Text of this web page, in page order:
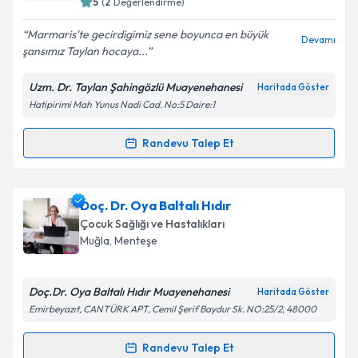
Marmaris'te gecirdigimiz sene boyunca en büyük
şansımız Taylan hocaya...
Devamı
Uzm. Dr. Taylan Şahingözlü Muayenehanesi Haritada Göster
Hatipirimi Mah Yunus Nadi Cad. No:5 Daire:1
Randevu Talep Et
Randevu Takvimi Talebi
Uzm. Dr. Taylan Şahingözlüiçin randevu takvimi
talebi oluşturun. Size bu uzmandan randevu almanız
için bir takvim hazırlandığında e-posta ile
bilgilendireceğiz.
Doç. Dr. Oya Baltalı Hıdır
Çocuk Sağlığı ve Hastalıkları
Muğla, Menteşe
Doç.Dr. Oya Baltalı Hıdır Muayenehanesi Haritada Göster
Emirbeyazıt, CANTÜRK APT, Cemil Şerif Baydur Sk. NO:25/2, 48000
Randevu Talep Et